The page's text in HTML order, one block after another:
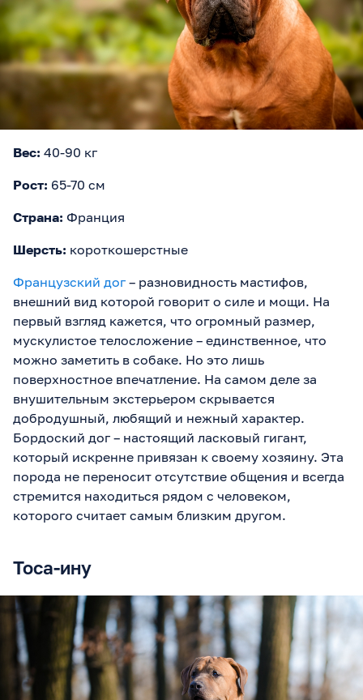
Вес: 40-90 кг
Рост: 65-70 см
Страна: Франция
Шерсть: короткошерстные
Французский дог – разновидность мастифов,
внешний вид которой говорит о силе и мощи. На
первый взгляд кажется, что огромный размер,
мускулистое телосложение – единственное, что
можно заметить в собаке. Но это лишь
поверхностное впечатление. На самом деле за
внушительным экстерьером скрывается
добродушный, любящий и нежный характер.
Бордоский дог – настоящий ласковый гигант,
который искренне привязан к своему хозяину. Эта
порода не переносит отсутствие общения и всегда
стремится находиться рядом с человеком,
которого считает самым близким другом.
Тоса-ину